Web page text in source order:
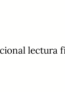
lectura